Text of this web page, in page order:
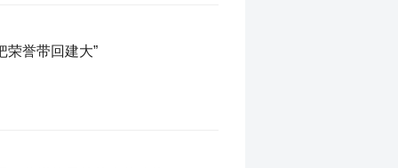
荣誉带回建大”